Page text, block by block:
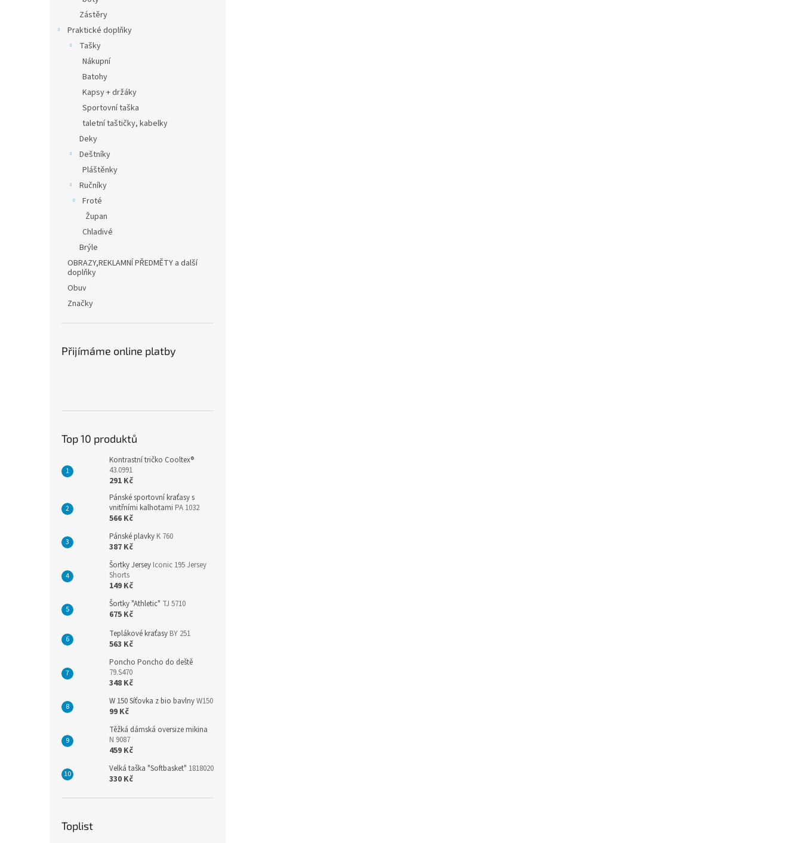
Zástěry
Praktické doplňky
Tašky
Nákupní
Batohy
Kapsy + držáky
Sportovní taška
taletní taštičky, kabelky
Deky
Deštníky
Pláštěnky
Ručníky
Froté
Župan
Chladivé
Brýle
OBRAZY,REKLAMNÍ PŘEDMĚTY a další
doplňky
Obuv
Značky
Přijímáme online platby
Top 10 produktů
Kontrastní tričko Cooltex®
43.0991
291 Kč
Pánské sportovní kraťasy s
vnitřními kalhotami PA 1032
566 Kč
Pánské plavky K 760
387 Kč
Šortky Jersey Iconic 195 Jersey
Shorts
149 Kč
Šortky "Athletic" TJ 5710
675 Kč
Teplákové kraťasy BY 251
563 Kč
Poncho Poncho do deště
79.S470
348 Kč
W 150 Síťovka z bio bavlnyW150
99 Kč
Těžká dámská oversize mikina
N 9087
459 Kč
Velká taška "Softbasket" 1818020
330 Kč
Toplist